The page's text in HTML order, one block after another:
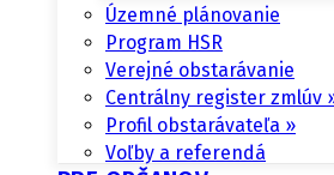
Územné plánovanie
Program HSR
Verejné obstarávanie
Centrálny register zmlúv
Profil obstarávateľa »
Voľby a referendá